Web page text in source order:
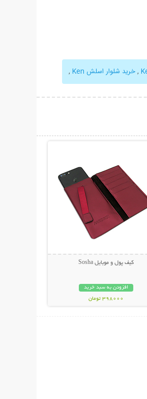
,خرید شلوار اسلش Ken ,
کیف پول و موبایل Sosha
افزودن به سبد خرید
398000 تومان